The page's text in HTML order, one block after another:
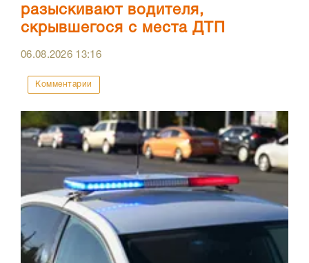
разыскивают водителя,
скрывшегося с места ДТП
06.08.2026 13:16
Комментарии